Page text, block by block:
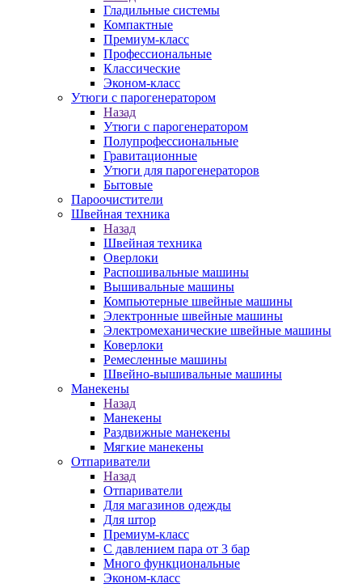
Гладильные системы
Компактные
Премиум-класс
Профессиональные
Классические
Эконом-класс
Утюги с парогенератором
Назад
Утюги с парогенератором
Полупрофессиональные
Гравитационные
Утюги для парогенераторов
Бытовые
Пароочистители
Швейная техника
Назад
Швейная техника
Оверлоки
Распошивальные машины
Вышивальные машины
Компьютерные швейные машины
Электронные швейные машины
Электромеханические швейные машины
Коверлоки
Ремесленные машины
Швейно-вышивальные машины
Манекены
Назад
Манекены
Раздвижные манекены
Мягкие манекены
Отпариватели
Назад
Отпариватели
Для магазинов одежды
Для штор
Премиум-класс
С давлением пара от 3 бар
Много функциональные
Эконом-класс